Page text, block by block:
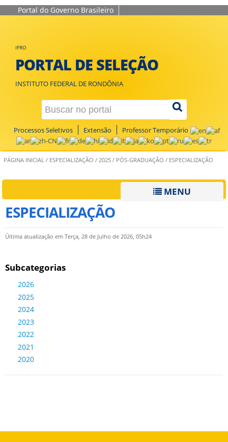
Portal do Governo Brasileiro
IFRO
PORTAL DE SELEÇÃO
INSTITUTO FEDERAL DE RONDÔNIA
Processos Seletivos Extensão Professor Temporário
PÁGINA INICIAL / ESPECIALIZAÇÃO / 2025 / PÓS-GRADUAÇÃO / ESPECIALIZAÇÃO
MENU
ESPECIALIZAÇÃO
Última atualização em Terça, 28 de Julho de 2026, 05h24
Subcategorias
2026
2025
2024
2023
2022
2021
2020